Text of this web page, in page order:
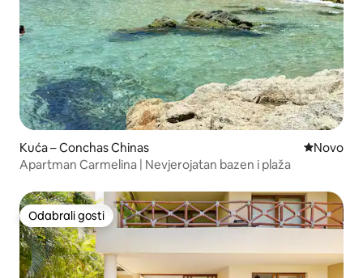
Kuća – Conchas Chinas Novi
Novo
Apartman Carmelina | Nevjerojatan bazen i plaža
Odabrali gosti
Odabrali gosti